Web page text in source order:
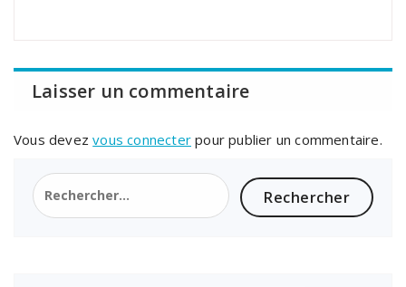
Laisser un commentaire
Vous devezvous connecter pour publier un commentaire.
Rechercher :